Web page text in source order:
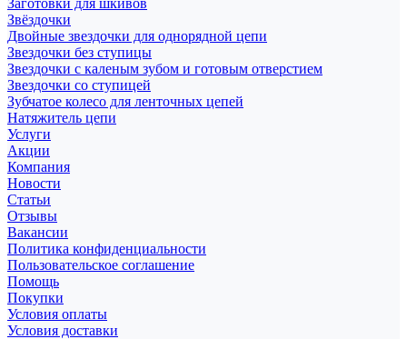
Заготовки для шкивов
Звёздочки
Двойные звездочки для однорядной цепи
Звездочки без ступицы
Звездочки с каленым зубом и готовым отверстием
Звездочки со ступицей
Зубчатое колесо для ленточных цепей
Натяжитель цепи
Услуги
Акции
Компания
Новости
Статьи
Отзывы
Вакансии
Политика конфиденциальности
Пользовательское соглашение
Помощь
Покупки
Условия оплаты
Условия доставки